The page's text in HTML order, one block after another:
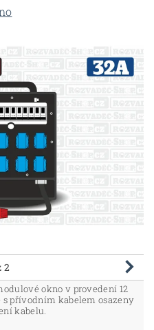
2
okno v provedení 12
s přívodním kabelem osazeny
kabelu.